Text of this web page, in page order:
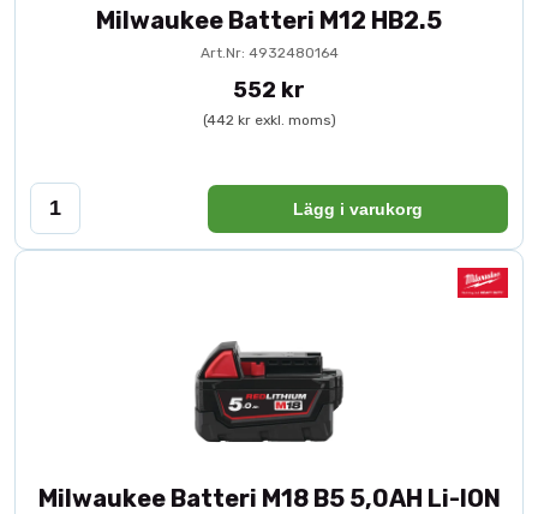
Milwaukee Batteri M12 HB2.5
Art.Nr: 4932480164
552 kr
(442 kr exkl. moms)
Lägg i varukorg
Milwaukee Batteri M18 B5 5,0AH Li-ION